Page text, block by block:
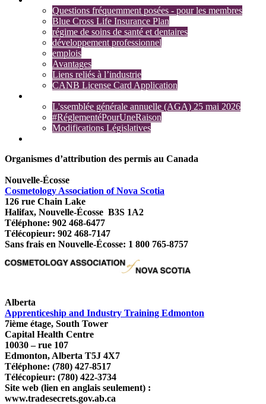
Questions fréquemment posées - pour les membres
Blue Cross Life Insurance Plan
régime de soins de santé et dentaires
développement professionnel
emplois
Avantages
Liens reliés à l’industrie
CANB License Card Application
L'ssemblée générale annuelle (AGA) 25 mai 2026
#RéglementéPourUneRaison
Modifications Législatives
Organismes d’attribution des permis au Canada
Nouvelle-Écosse
Cosmetology Association of Nova Scotia
126 rue Chain Lake
Halifax, Nouvelle-Écosse B3S 1A2
Téléphone: 902 468-6477
Télécopieur: 902 468-7147
Sans frais en Nouvelle-Écosse: 1 800 765-8757
Alberta
Apprenticeship and Industry Training Edmonton
7ième étage, South Tower
Capital Health Centre
10030 – rue 107
Edmonton, Alberta T5J 4X7
Téléphone: (780) 427-8517
Télécopieur: (780) 422-3734
Site web (lien en anglais seulement) :
www.tradesecrets.gov.ab.ca